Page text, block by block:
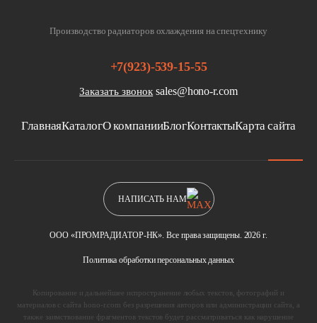
Производство радиаторов охлаждения на спецтехнику
ГлавнаяКаталогО компанииБлогКонтактыКарта сайта
+7(923)-539-15-55
Заказать звонок sales@hono-r.com
ООО «ПРОМРАДИАТОР-НК». Все права защищены. 2026 г.
Политика обработки персональных данных
НАПИСАТЬ НАМ
Копирование и дальнейшее испространение любых текстов, фотографий и
материалов с сайта hono-r.com без разрешения авторов или администрации сайта, а
также заимствование фрагментов текстов будет рассматриваться как нарушение